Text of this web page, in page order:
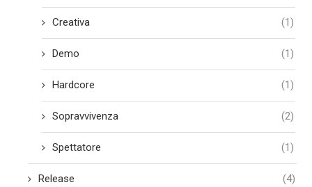
Creativa (1)
Demo (1)
Hardcore (1)
Sopravvivenza (2)
Spettatore (1)
Release (4)